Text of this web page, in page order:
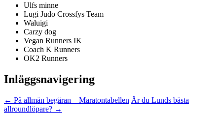
Ulfs minne
Lugi Judo Crossfys Team
Waluigi
Carzy dog
Vegan Runners IK
Coach K Runners
OK2 Runners
Inläggsnavigering
← På allmän begäran – Maratontabellen Är du Lunds bästa
allroundlöpare? →